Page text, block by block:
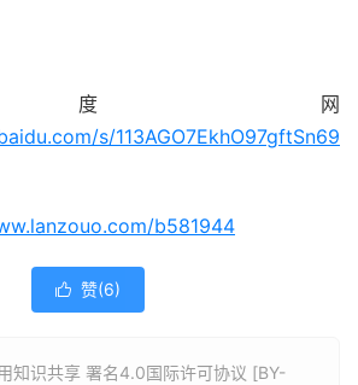
网
s/113AGO7EkhO97gftSn69
b581944
 赞(6)
知识共享 署名4.0国际许可协议 [BY-